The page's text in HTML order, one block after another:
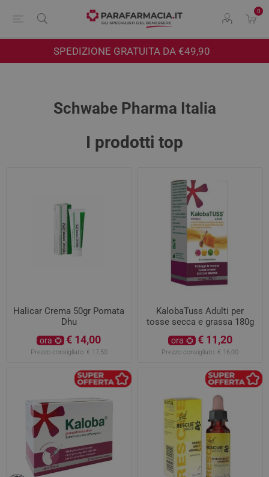
0
SPEDIZIONE GRATUITA DA €49,90
Schwabe Pharma Italia
I prodotti top
Halicar Crema 50gr Pomata
Dhu
ora € 14,00
Prezzo consigliato: € 17,50
KalobaTuss Adulti per
tosse secca e grassa 180g
ora € 11,20
Prezzo consigliato: € 16,00